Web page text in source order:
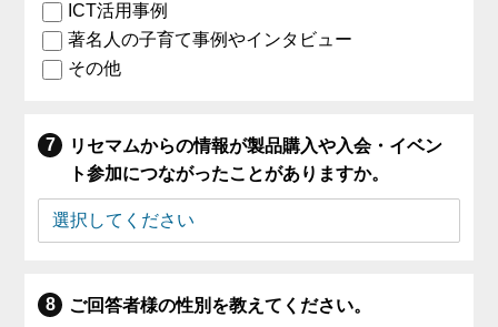
ICT活用事例
著名人の子育て事例やインタビュー
その他
リセマムからの情報が製品購入や入会・イベン
ト参加につながったことがありますか。
ご回答者様の性別を教えてください。